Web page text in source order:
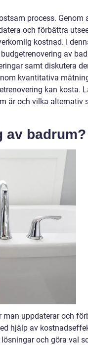
process. Genom
och förbättra
kostnad. I
av
samt diskutera
kvantitativa
kan kosta.
är och vilka alternativ
av badrum?
man uppdaterar och
hjälp av
och göra val